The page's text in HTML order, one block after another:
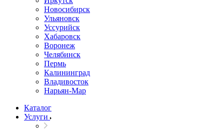
Новосибирск
Ульяновск
Уссурийск
Хабаровск
Воронеж
Челябинск
Пермь
Калининград
Владивосток
Нарьян-Мар
Каталог
Услуги